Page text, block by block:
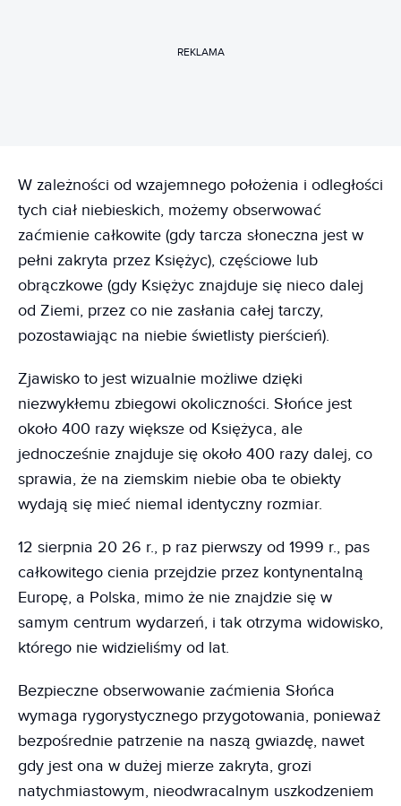
REKLAMA
W zależności od wzajemnego położenia i odległości
tych ciał niebieskich, możemy obserwować
zaćmienie całkowite (gdy tarcza słoneczna jest w
pełni zakryta przez Księżyc), częściowe lub
obrączkowe (gdy Księżyc znajduje się nieco dalej
od Ziemi, przez co nie zasłania całej tarczy,
pozostawiając na niebie świetlisty pierścień).
Zjawisko to jest wizualnie możliwe dzięki
niezwykłemu zbiegowi okoliczności. Słońce jest
około 400 razy większe od Księżyca, ale
jednocześnie znajduje się około 400 razy dalej, co
sprawia, że na ziemskim niebie oba te obiekty
wydają się mieć niemal identyczny rozmiar.
12 sierpnia 20 26 r., p raz pierwszy od 1999 r., pas
całkowitego cienia przejdzie przez kontynentalną
Europę, a Polska, mimo że nie znajdzie się w
samym centrum wydarzeń, i tak otrzyma widowisko,
którego nie widzieliśmy od lat.
Bezpieczne obserwowanie zaćmienia Słońca
wymaga rygorystycznego przygotowania, ponieważ
bezpośrednie patrzenie na naszą gwiazdę, nawet
gdy jest ona w dużej mierze zakryta, grozi
natychmiastowym, nieodwracalnym uszkodzeniem